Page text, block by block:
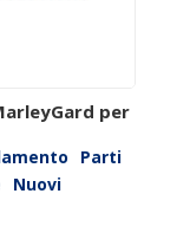
per
Parti
Nuovi